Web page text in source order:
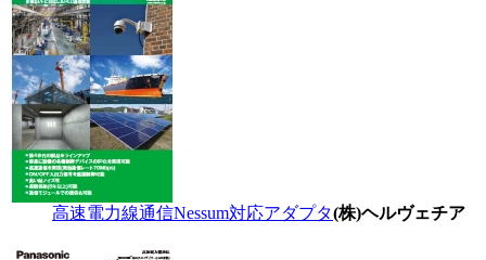
高速電力線通信Nessum対応アダプタ(株)ヘルヴェチア